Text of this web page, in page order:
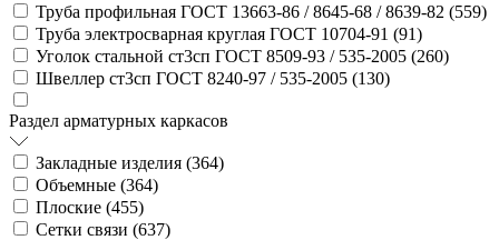
Труба профильная ГОСТ 13663-86 / 8645-68 / 8639-82 (559)
Труба электросварная круглая ГОСТ 10704-91 (91)
Уголок стальной ст3сп ГОСТ 8509-93 / 535-2005 (260)
Швеллер ст3сп ГОСТ 8240-97 / 535-2005 (130)
Раздел арматурных каркасов
Закладные изделия (364)
Объемные (364)
Плоские (455)
Сетки связи (637)